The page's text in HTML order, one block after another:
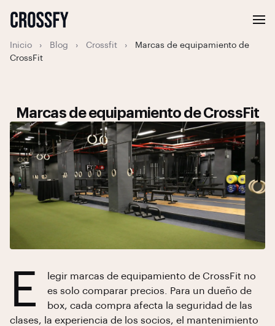
Inicio › Blog › Crossfit ›
Marcas de equipamiento de
CrossFit
Marcas de equipamiento de CrossFit
E
legir marcas de equipamiento de CrossFit no
es solo comparar precios. Para un dueño de
box, cada compra afecta la seguridad de las
clases, la experiencia de los socios, el mantenimiento